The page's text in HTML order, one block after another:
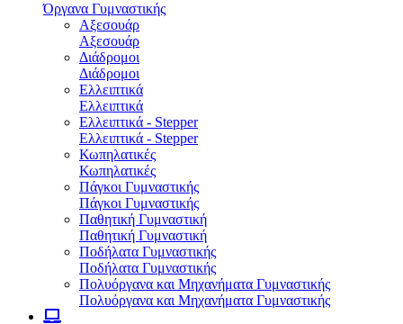
Όργανα Γυμναστικής
Αξεσουάρ
Αξεσουάρ
Διάδρομοι
Διάδρομοι
Ελλειπτικά
Ελλειπτικά
Ελλειπτικά - Stepper
Ελλειπτικά - Stepper
Κωπηλατικές
Κωπηλατικές
Πάγκοι Γυμναστικής
Πάγκοι Γυμναστικής
Παθητική Γυμναστική
Παθητική Γυμναστική
Ποδήλατα Γυμναστικής
Ποδήλατα Γυμναστικής
Πολυόργανα και Μηχανήματα Γυμναστικής
Πολυόργανα και Μηχανήματα Γυμναστικής